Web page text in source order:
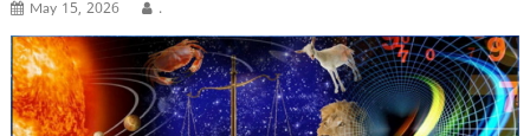
May 15, 2026 .